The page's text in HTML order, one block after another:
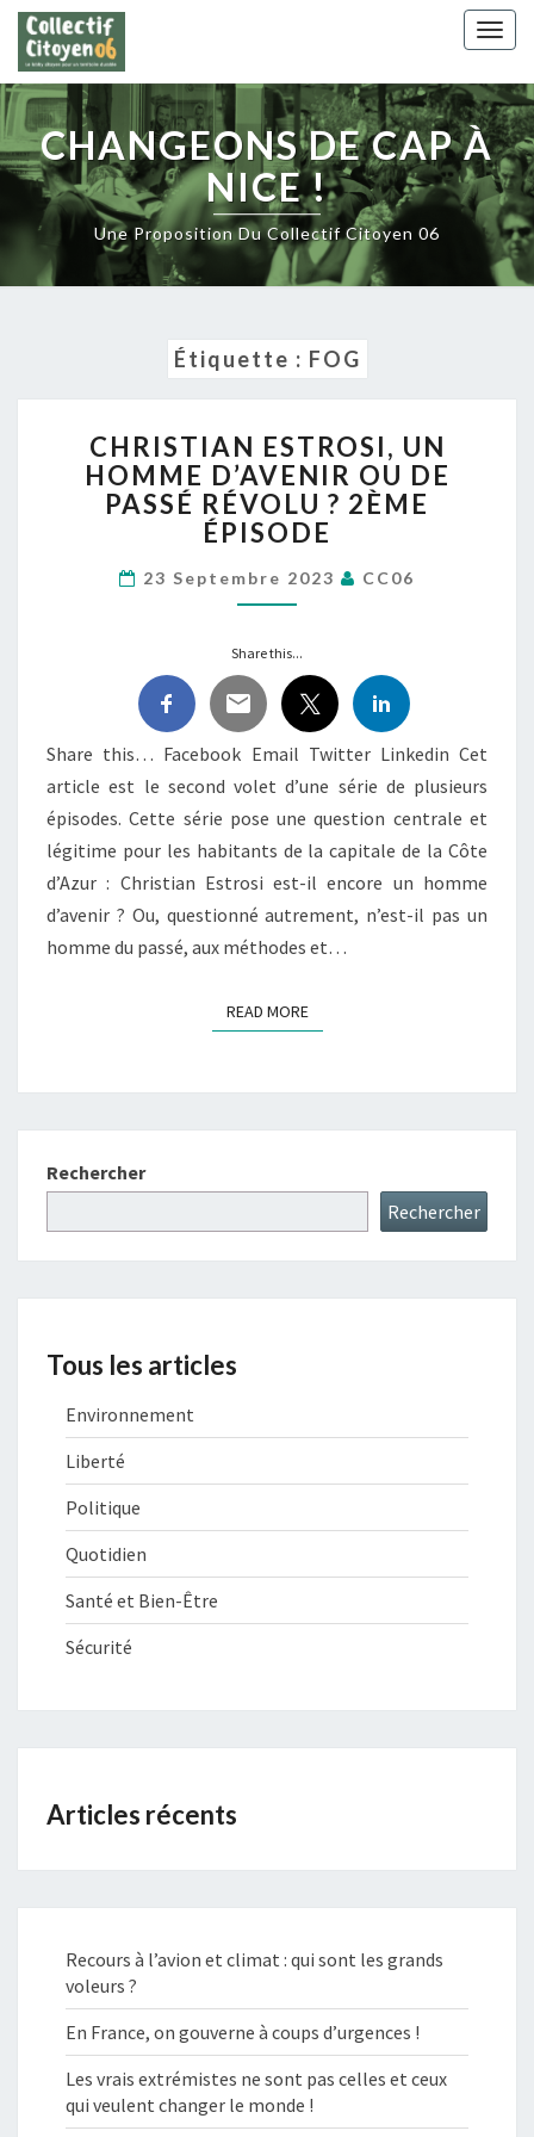
Skip
content
CHANGEONS DE CAP À
NICE !
Une Proposition Du Collectif Citoyen 06
Étiquette : FOG
ESTROSI,
UN
HOMME
D’AVENIR
DE
PASSÉ
?
2ÈME
ÉPISODE
CHRISTIAN ESTROSI, UN
HOMME D’AVENIR OU DE
PASSÉ RÉVOLU ? 2ÈME
ÉPISODE
23 Septembre 2023 CC06
Share this...
Share this… Facebook Email Twitter Linkedin Cet
article est le second volet d’une série de plusieurs
épisodes. Cette série pose une question centrale et
légitime pour les habitants de la capitale de la Côte
d’Azur : Christian Estrosi est-il encore un homme
d’avenir ? Ou, questionné autrement, n’est-il pas un
homme du passé, aux méthodes et…
READ MOREREAD MORE
Rechercher
Rechercher
Tous les articles
Environnement
Liberté
Politique
Quotidien
Santé et Bien-Être
Sécurité
Articles récents
Recours à l’avion et climat : qui sont les grands
voleurs ?
En France, on gouverne à coups d’urgences !
Les vrais extrémistes ne sont pas celles et ceux
qui veulent changer le monde !